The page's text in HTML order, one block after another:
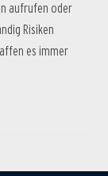
aufrufen oder
Risiken
es immer